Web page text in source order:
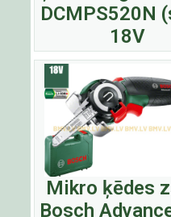
DCMPS520N
18V
Mikro ķēdes
Bosch